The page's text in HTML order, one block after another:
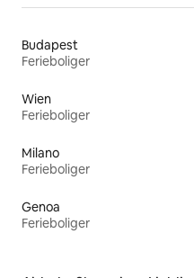
Budapest
Ferieboliger
Wien
Ferieboliger
Milano
Ferieboliger
Genoa
Ferieboliger